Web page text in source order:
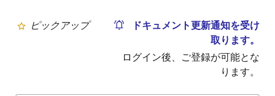
ピックアップ
ドキュメント更新通知を受け
取ります。
ログイン後、ご登録が可能とな
ります。